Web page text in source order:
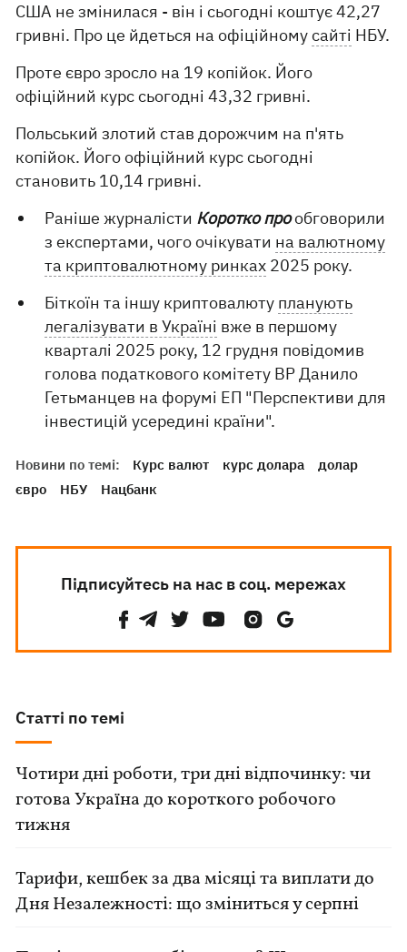
США не змінилася - він і сьогодні коштує 42,27
гривні. Про це йдеться на офіційномусайті НБУ.
Проте євро зросло на 19 копійок. Його
офіційний курс сьогодні 43,32 гривні.
Польський злотий став дорожчим на п'ять
копійок. Його офіційний курс сьогодні
становить 10,14 гривні.
Раніше журналісти Коротко прообговорили
з експертами, чого очікувати на валютному
та криптовалютному ринках 2025 року.
Біткоїн та іншу криптовалюту планують
легалізувати в Україні вже в першому
кварталі 2025 року, 12 грудня повідомив
голова податкового комітету ВР Данило
Гетьманцев на форумі ЕП "Перспективи для
інвестицій усередині країни".
Новини по темі: Курс валют курс долара
долар
євро
НБУ Нацбанк
Підписуйтесь на нас в соц. мережах
Статті по темі
Чотири дні роботи, три дні відпочинку: чи
готова Україна до короткого робочого
тижня
Тарифи, кешбек за два місяці та виплати до
Дня Незалежності: що зміниться у серпні